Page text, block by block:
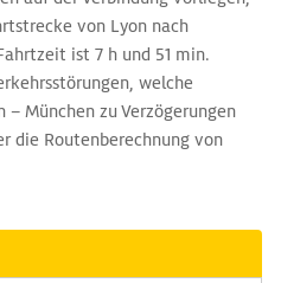
von Lyon nach
ist 7 h und 51 min.
welche
München zu Verzögerungen
die Routenberechnung von